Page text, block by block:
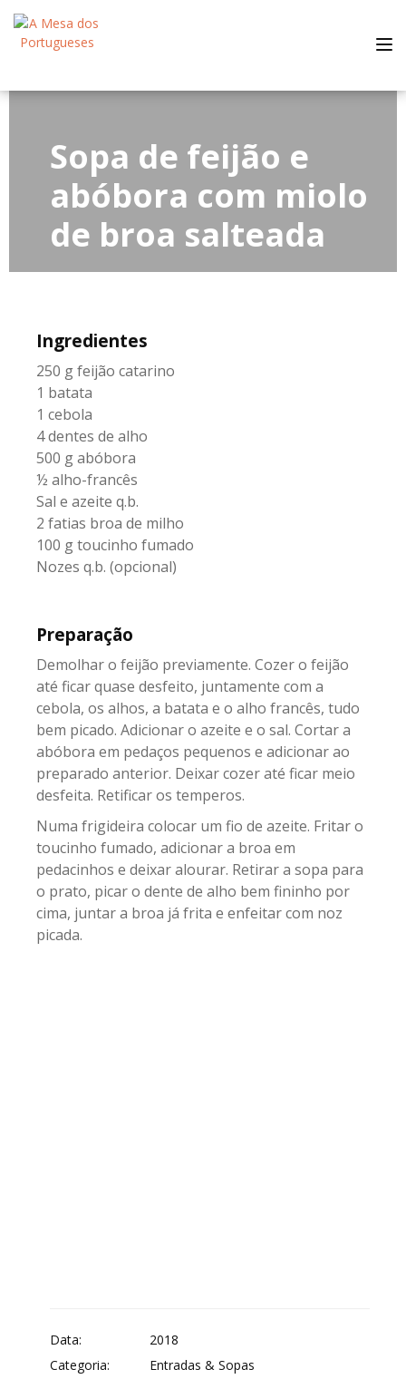
Sopa de feijão e
abóbora com miolo
de broa salteada
Ingredientes
250 g feijão catarino
1 batata
1 cebola
4 dentes de alho
500 g abóbora
½ alho-francês
Sal e azeite q.b.
2 fatias broa de milho
100 g toucinho fumado
Nozes q.b. (opcional)
Preparação
Demolhar o feijão previamente. Cozer o feijão
até ficar quase desfeito, juntamente com a
cebola, os alhos, a batata e o alho francês, tudo
bem picado. Adicionar o azeite e o sal. Cortar a
abóbora em pedaços pequenos e adicionar ao
preparado anterior. Deixar cozer até ficar meio
desfeita. Retificar os temperos.
Numa frigideira colocar um fio de azeite. Fritar o
toucinho fumado, adicionar a broa em
pedacinhos e deixar alourar. Retirar a sopa para
o prato, picar o dente de alho bem fininho por
cima, juntar a broa já frita e enfeitar com noz
picada.
Data:
2018
Categoria:
Entradas & Sopas